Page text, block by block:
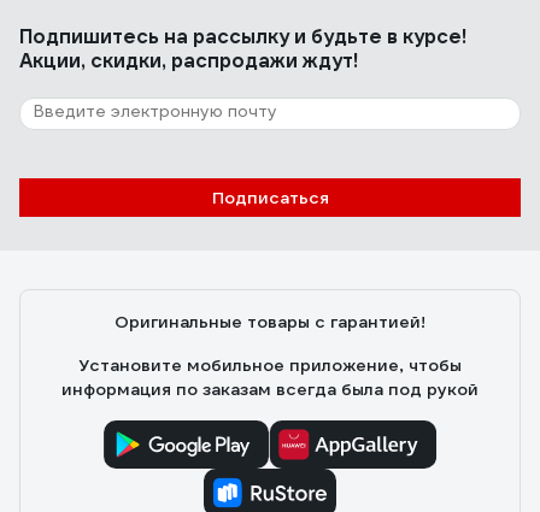
Подпишитесь на рассылкуи будьте в курсе!
Акции, скидки, распродажи ждут!
Подписаться
Оригинальные товары с гарантией!
Установите мобильное приложение, чтобы
информация по заказам всегда была под рукой